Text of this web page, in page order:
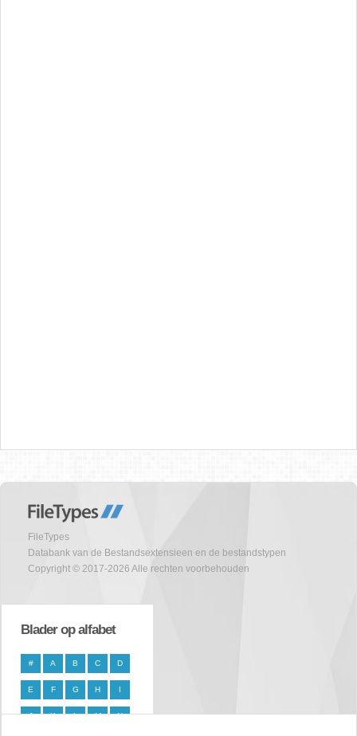
FileTypes
Databank van de Bestandsextensieen en de bestandstypen
Copyright © 2017-2026 Alle rechten voorbehouden
Blader op alfabet
# A B C D
E F G H I
J K L M N